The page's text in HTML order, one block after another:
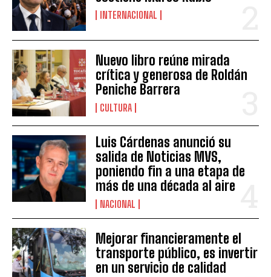
INTERNACIONAL
Nuevo libro reúne mirada
crítica y generosa de Roldán
Peniche Barrera
CULTURA
Luis Cárdenas anunció su
salida de Noticias MVS,
poniendo fin a una etapa de
más de una década al aire
NACIONAL
Mejorar financieramente el
transporte público, es invertir
en un servicio de calidad